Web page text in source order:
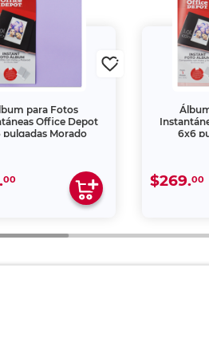
para Fotos
Office Depot
pulgadas Morado
00
6x6
$269.00